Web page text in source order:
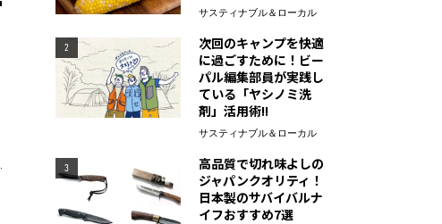
サスティナブル＆ローカル
2
次回のキャンプを快適
に過ごすために！ビー
パル編集部員が実践し
ている「ヤシノミ洗
剤」活用術!!
サスティナブル＆ローカル
3
高品質で切れ味よしの
ジャパンクオリティ！
日本製のサバイバルナ
イフおすすめ7選